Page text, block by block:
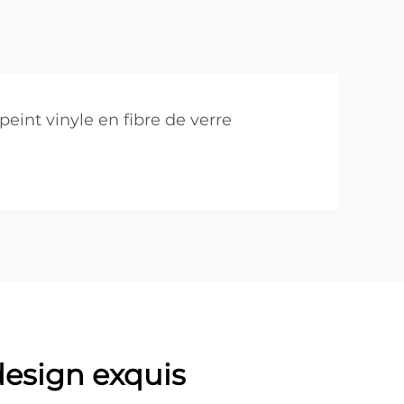
vinyle en fibre de verre
exquis